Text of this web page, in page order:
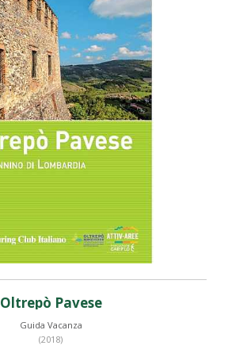
Oltrepò Pavese
Guida Vacanza
(2018)